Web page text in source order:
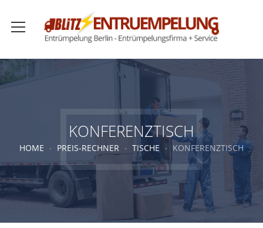
KONFERENZTISCH
HOME PREIS-RECHNER TISCHE KONFERENZTISCH